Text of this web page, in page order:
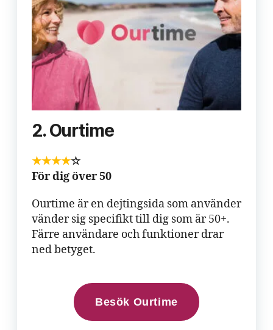
2. Ourtime
★★★★☆
För dig över 50
Ourtime är en dejtingsida som använder
vänder sig specifikt till dig som är 50+.
Färre användare och funktioner drar
ned betyget.
Besök Ourtime